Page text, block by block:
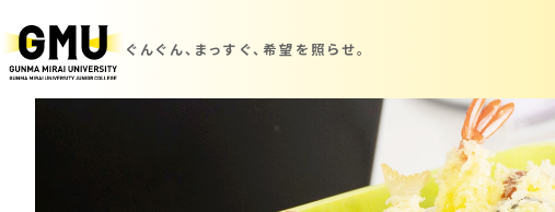
ぐんぐん、まっすぐ、 希望を照らせ。